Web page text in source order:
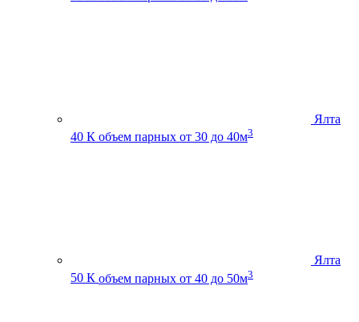
Ялта
40 К объем парных от 30 до 40м3
Ялта
50 К объем парных от 40 до 50м3